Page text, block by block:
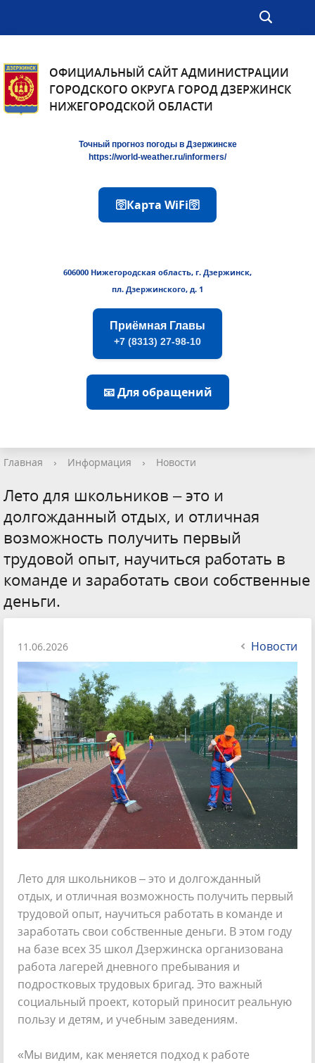
ОФИЦИАЛЬНЫЙ САЙТ АДМИНИСТРАЦИИ
ГОРОДСКОГО ОКРУГА ГОРОД ДЗЕРЖИНСК
НИЖЕГОРОДСКОЙ ОБЛАСТИ
Точный прогноз погоды в Дзержинске
https://world-weather.ru/informers/
🛜Карта WiFi🛜
606000 Нижегородская область, г. Дзержинск,
пл. Дзержинского, д. 1
Приёмная Главы
+7 (8313) 27-98-10
📧 Для обращений
Главная › Информация › Новости
Лето для школьников – это и
долгожданный отдых, и отличная
возможность получить первый
трудовой опыт, научиться работать в
команде и заработать свои собственные
деньги.
11.06.2026 Новости
Лето для школьников – это и долгожданный
отдых, и отличная возможность получить первый
трудовой опыт, научиться работать в команде и
заработать свои собственные деньги. В этом году
на базе всех 35 школ Дзержинска организована
работа лагерей дневного пребывания и
подростковых трудовых бригад. Это важный
социальный проект, который приносит реальную
пользу и детям, и учебным заведениям.
«Мы видим, как меняется подход к работе